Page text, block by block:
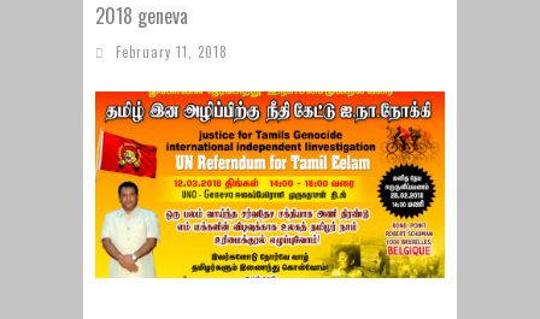
2018 geneva
February 11, 2018